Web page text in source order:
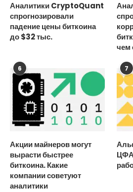
Аналитики CryptoQuant
спрогнозировали
падение цены биткоина
до $32 тыс.
чем
6
Акции майнеров могут
вырасти быстрее
биткоина. Какие
компании советуют
аналитики
7
ЦФА